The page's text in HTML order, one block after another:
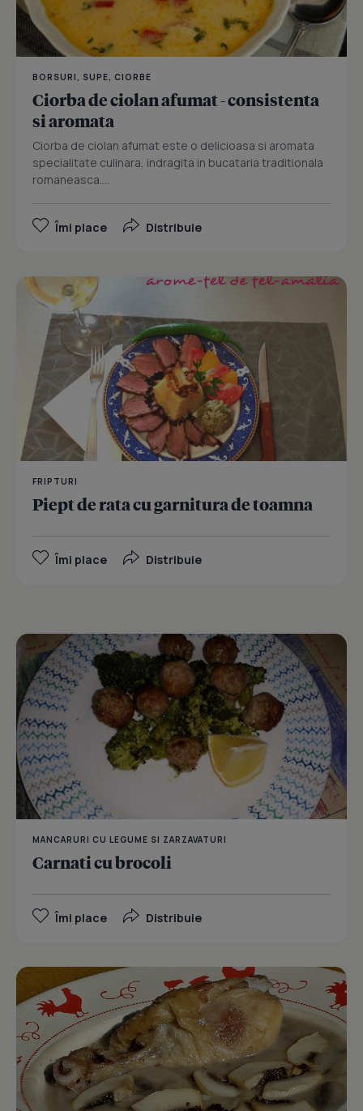
BORSURI, SUPE, CIORBE
Ciorba de ciolan afumat - consistenta
si aromata
Ciorba de ciolan afumat este o delicioasa si aromata
specialitate culinara, indragita in bucataria traditionala
romaneasca....
Îmi place Distribuie
FRIPTURI
Piept de rata cu garnitura de toamna
Îmi place Distribuie
MANCARURI CU LEGUME SI ZARZAVATURI
Carnati cu brocoli
Îmi place Distribuie